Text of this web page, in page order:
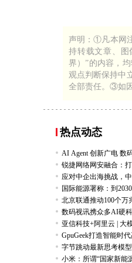
声明：①凡本网
持转载文章、
界）”的内容，
观点判断保持中
全部责任。③如
热点动态
AI Agent 创新广电 数
锐捷网络网安融合：
应对中企出海挑战，
国际能源署称：到
北京联通推动100个万
数码视讯携众多AI硬
亚信科技+阿里云 | 大
GpuGeek打造智能时
字节跳动最新思考模
小米：所谓“国家新能